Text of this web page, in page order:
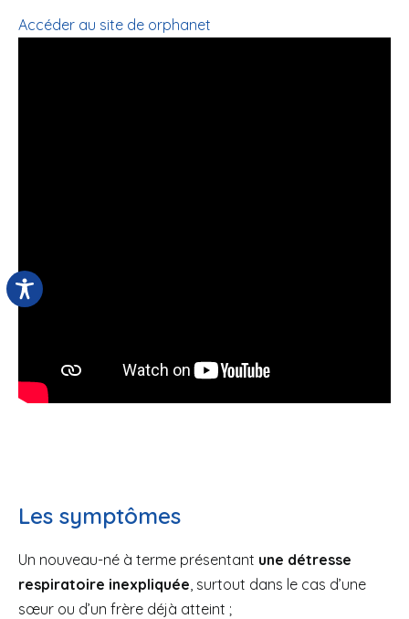
Accéder au site de orphanet
Les symptômes
Un nouveau-né à terme présentant une détresse
respiratoire inexpliquée, surtout dans le cas d’une
sœur ou d’un frère déjà atteint ;